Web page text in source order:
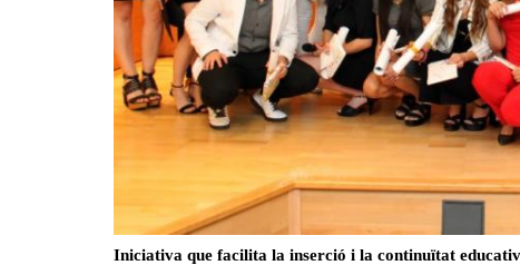
Iniciativa que facilita la inserció i la continuïtat